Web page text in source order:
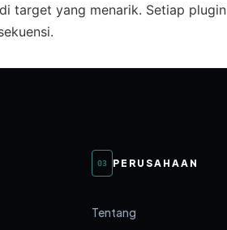
target yang menarik. Setiap plugin
03 PERUSAHAAN
Tentang